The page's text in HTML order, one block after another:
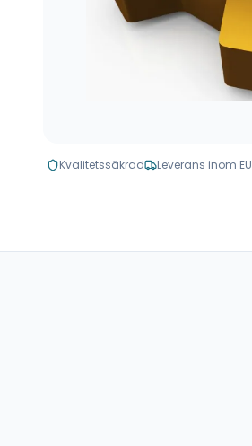
Kvalitetssäkrad Leverans inom EU